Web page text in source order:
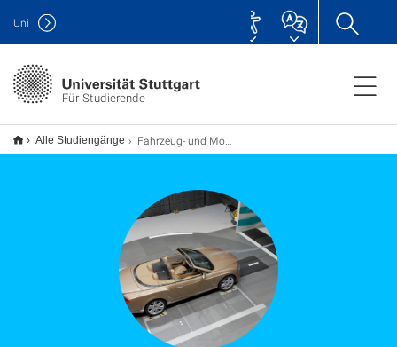
Für Studierende
Uni
Alle Studiengänge Fahrzeug- und Motorentechnik M.Sc.